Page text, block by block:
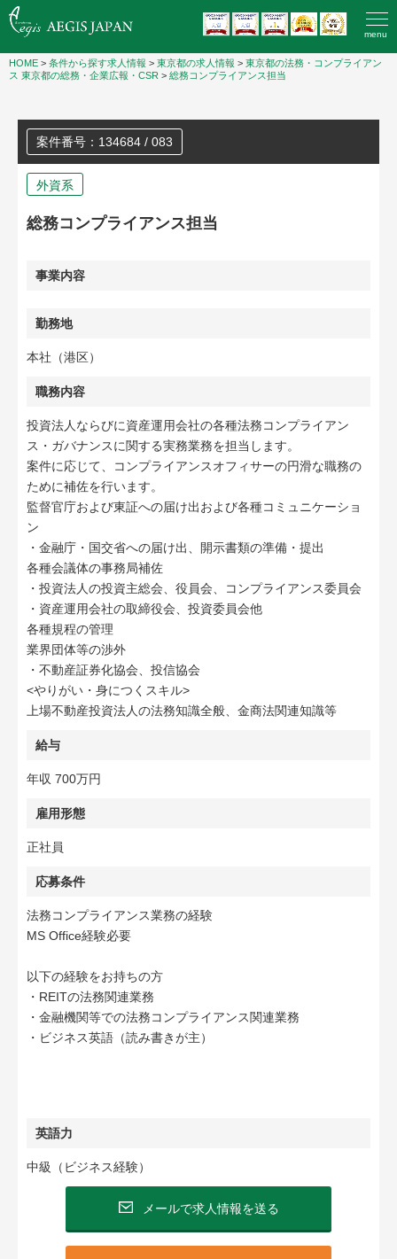
menu
HOME > 条件から探す求人情報 > 東京都の求人情報 > 東京都の法務・コンプライアン
ス 東京都の総務・企業広報・CSR > 総務コンプライアンス担当
案件番号：134684 / 083
外資系
総務コンプライアンス担当
事業内容
勤務地
本社（港区）
職務内容
投資法人ならびに資産運用会社の各種法務コンプライアン
ス・ガバナンスに関する実務業務を担当します。
案件に応じて、コンプライアンスオフィサーの円滑な職務の
ために補佐を行います。
監督官庁および東証への届け出および各種コミュニケーショ
ン
・金融庁・国交省への届け出、開示書類の準備・提出
各種会議体の事務局補佐
・投資法人の投資主総会、役員会、コンプライアンス委員会
・資産運用会社の取締役会、投資委員会他
各種規程の管理
業界団体等の渉外
・不動産証券化協会、投信協会
<やりがい・身につくスキル>
上場不動産投資法人の法務知識全般、金商法関連知識等
給与
年収 700万円
雇用形態
正社員
応募条件
法務コンプライアンス業務の経験
MS Office経験必要
以下の経験をお持ちの方
・REITの法務関連業務
・金融機関等での法務コンプライアンス関連業務
・ビジネス英語（読み書きが主）
英語力
中級（ビジネス経験）
メールで求人情報を送る